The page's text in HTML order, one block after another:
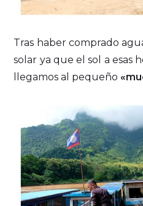
Tras haber comprado
solar ya que el sol a esas
llegamos al pequeño